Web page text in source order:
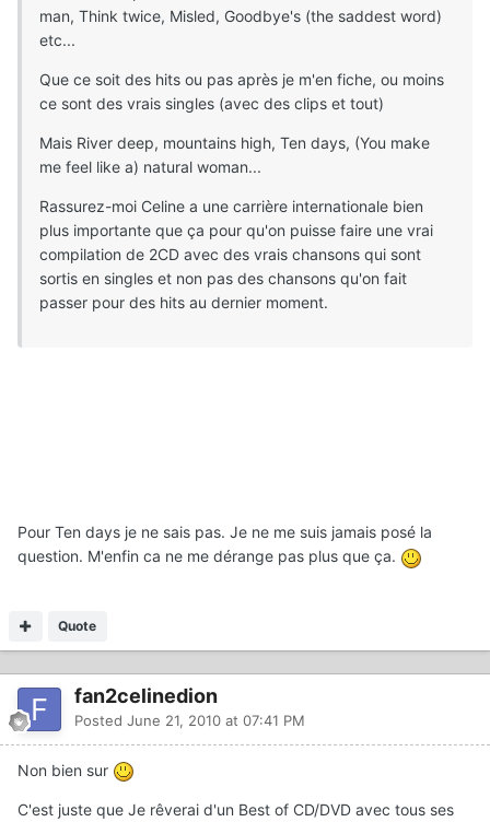
man, Think twice, Misled, Goodbye's (the saddest word)
etc...
Que ce soit des hits ou pas après je m'en fiche, ou moins
ce sont des vrais singles (avec des clips et tout)
Mais River deep, mountains high, Ten days, (You make
me feel like a) natural woman...
Rassurez-moi Celine a une carrière internationale bien
plus importante que ça pour qu'on puisse faire une vrai
compilation de 2CD avec des vrais chansons qui sont
sortis en singles et non pas des chansons qu'on fait
passer pour des hits au dernier moment.
Pour Ten days je ne sais pas. Je ne me suis jamais posé la
question. M'enfin ca ne me dérange pas plus que ça.
Quote
fan2celinedion
Posted June 21, 2010 at 07:41 PM
Non bien sur
C'est juste que Je rêverai d'un Best of CD/DVD avec tous ses